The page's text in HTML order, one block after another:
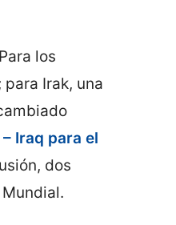
los
Irak, una
Iraq para el
dos